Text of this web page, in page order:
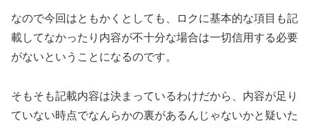
なので今回はともかくとしても、
ロクに基本的な項目も記
載してなかったり内容が不十分な場合は一切信用する必要
がないということになるのです。
そもそも記載内容は決まっているわけだから、内容が足り
ていない時点でなんらかの裏があるんじゃないかと疑いた